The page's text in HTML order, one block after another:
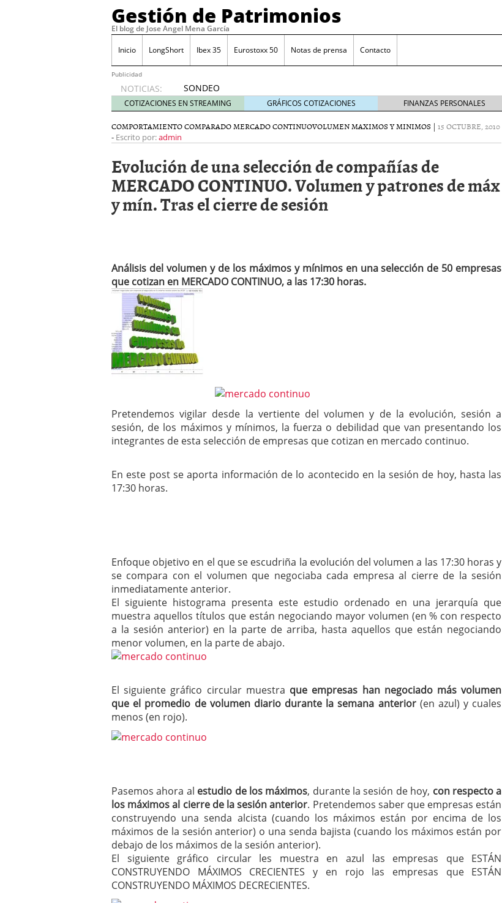
Gestión de Patrimonios
El blog de Jose Angel Mena García
Inicio LongShort Ibex 35 Eurostoxx 50 Notas de prensa Contacto
Publicidad
NOTICIAS:
SONDEO
IBEX35.
ACCESO
A LA
TODOS
LOS
VALORES
IBEX35
anuales. Se constata progresivo alejamiento global de m?ximos anuales
mayo 28, 2013
Catalejo sobre IBEX35. SISM?METROS. Prosiguen a la baja desde el 13/mayo
CATALEJO SOBRE IBEX35. TERMOMETROS. Aún con recorrido a la baja para
alcanzar la zona de sobreventa y entonces si se podría apostar por un
rebote interesante
COTIZACIONES EN STREAMING GRÁFICOS COTIZACIONES FINANZAS PERSONALES
COMPORTAMIENTO COMPARADO MERCADO CONTINUOVOLUMEN MAXIMOS Y MINIMOS | 15 OCTUBRE, 2010
- Escrito por:admin
Evolución de una selección de compañías de
MERCADO CONTINUO. Volumen y patrones de máx
y mín. Tras el cierre de sesión
Análisis del volumen y de los máximos y mínimos en una selección de 50 empresas
que cotizan en MERCADO CONTINUO, a las 17:30 horas.
Pretendemos vigilar desde la vertiente del volumen y de la evolución, sesión a
sesión, de los máximos y mínimos, la fuerza o debilidad que van presentando los
integrantes de esta selección de empresas que cotizan en mercado continuo.
En este post se aporta información de lo acontecido en la sesión de hoy, hasta las
17:30 horas.
Enfoque objetivo en el que se escudriña la evolución del volumen a las 17:30 horas y
se compara con el volumen que negociaba cada empresa al cierre de la sesión
inmediatamente anterior.
El siguiente histograma presenta este estudio ordenado en una jerarquía que
muestra aquellos títulos que están negociando mayor volumen (en % con respecto
a la sesión anterior) en la parte de arriba, hasta aquellos que están negociando
menor volumen, en la parte de abajo.
El siguiente gráfico circular muestra que empresas han negociado más volumen
que el promedio de volumen diario durante la semana anterior(en azul) y cuales
menos (en rojo).
Pasemos ahora al estudio de los máximos, durante la sesión de hoy, con respecto a
los máximos al cierre de la sesión anterior. Pretendemos saber que empresas están
construyendo una senda alcista (cuando los máximos están por encima de los
máximos de la sesión anterior) o una senda bajista (cuando los máximos están por
debajo de los máximos de la sesión anterior).
El siguiente gráfico circular les muestra en azul las empresas que ESTÁN
CONSTRUYENDO MÁXIMOS CRECIENTES y en rojo las empresas que ESTÁN
CONSTRUYENDO MÁXIMOS DECRECIENTES.